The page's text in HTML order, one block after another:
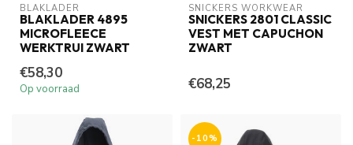
BLAKLADER
BLAKLADER 4895
MICROFLEECE
WERKTRUI ZWART
€58,30
Op voorraad
SNICKERS WORKWEAR
SNICKERS 2801 CLASSIC
VEST MET CAPUCHON
ZWART
€68,25
-10%